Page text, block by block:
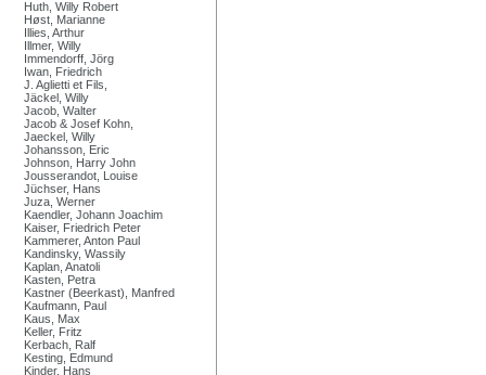
Huth, Willy Robert
Høst, Marianne
Illies, Arthur
Illmer, Willy
Immendorff, Jörg
Iwan, Friedrich
J. Aglietti et Fils,
Jäckel, Willy
Jacob, Walter
Jacob & Josef Kohn,
Jaeckel, Willy
Johansson, Eric
Johnson, Harry John
Jousserandot, Louise
Jüchser, Hans
Juza, Werner
Kaendler, Johann Joachim
Kaiser, Friedrich Peter
Kammerer, Anton Paul
Kandinsky, Wassily
Kaplan, Anatoli
Kasten, Petra
Kastner (Beerkast), Manfred
Kaufmann, Paul
Kaus, Max
Keller, Fritz
Kerbach, Ralf
Kesting, Edmund
Kinder, Hans